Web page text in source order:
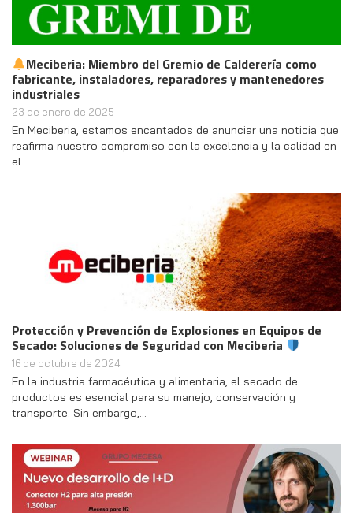
Meciberia: Miembro del Gremio de Calderería como
fabricante, instaladores, reparadores y mantenedores
industriales
23 de enero de 2025
En Meciberia, estamos encantados de anunciar una noticia que
reafirma nuestro compromiso con la excelencia y la calidad en
el…
Protección y Prevención de Explosiones en Equipos de
Secado: Soluciones de Seguridad con Meciberia
16 de octubre de 2024
En la industria farmacéutica y alimentaria, el secado de
productos es esencial para su manejo, conservación y
transporte. Sin embargo,…